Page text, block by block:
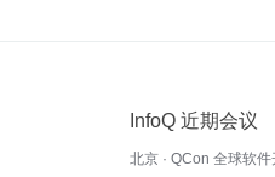
InfoQ 近期会议
北京 · QCon 全球软